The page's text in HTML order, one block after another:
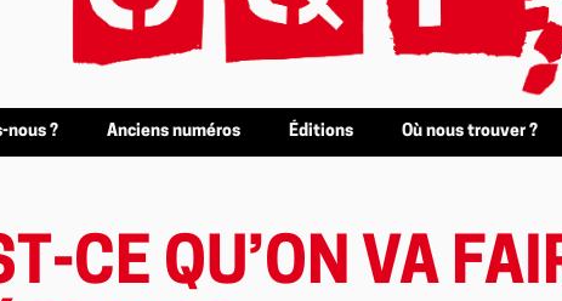
nous ? Anciens numéros Éditions Où nous trouver ?
CE QU’ON VA